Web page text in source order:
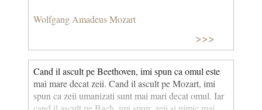
Wolfgang Amadeus Mozart
>>>
Cand il ascult pe Beethoven, imi spun ca omul este
mai mare decat zeii. Cand il ascult pe Mozart, imi
spun ca zeii umanizati sunt mai mari decat omul. Iar